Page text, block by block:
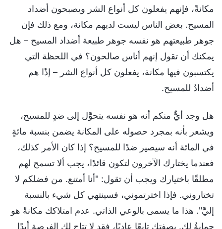
مكانةً، فإنهم يفعلون كل أنواع الشر ويصبحون أضداد
المسيح. بعض الناس ليست لديهم مكانة، ومع ذلك فإن
جوهر طبيعتهم هو نفسه جوهر طبيعة أضداد المسيح – هل
يمكنك أن تقول إنهم أناس صالحون؟ في اللحظة التي
يكتسبون فيها مكانة، يفعلون كل أنواع الشر – إذًا هم
أضدادٌ للمسيح.
هل وجد أيٌّ منكم أنه هو نفسه يتحوَّل إلى ضدٍ للمسيح،
ويشعر بأنه بمجرد حصوله على المكانة يضمن بنسبة مائةٍ
في المائة أنه سيصير ضدًا للمسيح؟ إذا كان الأمر كذلك،
فعندما يختارك الآخرون لتكون قائدًا، يجب ألا تسمح لهم
مطلقًا باختيارك ويجب أن تقول: "أنا أمتنع. من فضلكم لا
تختاروني. فإذا اخترتموني، فسينتهي كل شيء بالنسبة
إليَّ". هذا ما يسمى بالوعي الذاتي. عدم امتلاكك مكانةً هو
حمايةٌ لك. بصفتك تابعًا عاديًا، فقد لا تتاح لك الفرصة أبدًا